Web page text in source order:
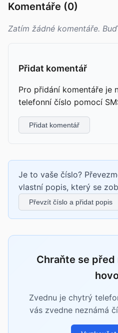
Komentáře (0)
Zatím žádné komentáře.
Přidat komentář
Pro přidání komentáře je
telefonní číslo pomocí
Přidat komentář
Je to vaše číslo?
vlastní popis, který se
Převzít číslo a přidat popis
Chraňte se
Zvednu je chytrý
vás zvedne neznámá